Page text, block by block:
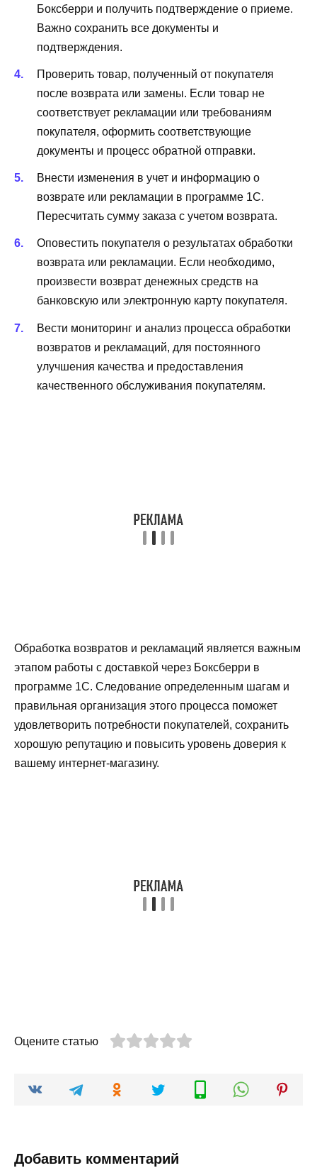
Боксберри и получить подтверждение о приеме.
Важно сохранить все документы и
подтверждения.
Проверить товар, полученный от покупателя
после возврата или замены. Если товар не
соответствует рекламации или требованиям
покупателя, оформить соответствующие
документы и процесс обратной отправки.
Внести изменения в учет и информацию о
возврате или рекламации в программе 1С.
Пересчитать сумму заказа с учетом возврата.
Оповестить покупателя о результатах обработки
возврата или рекламации. Если необходимо,
произвести возврат денежных средств на
банковскую или электронную карту покупателя.
Вести мониторинг и анализ процесса обработки
возвратов и рекламаций, для постоянного
улучшения качества и предоставления
качественного обслуживания покупателям.
Обработка возвратов и рекламаций является важным
этапом работы с доставкой через Боксберри в
программе 1С. Следование определенным шагам и
правильная организация этого процесса поможет
удовлетворить потребности покупателей, сохранить
хорошую репутацию и повысить уровень доверия к
вашему интернет-магазину.
Оцените статью
Добавить комментарий